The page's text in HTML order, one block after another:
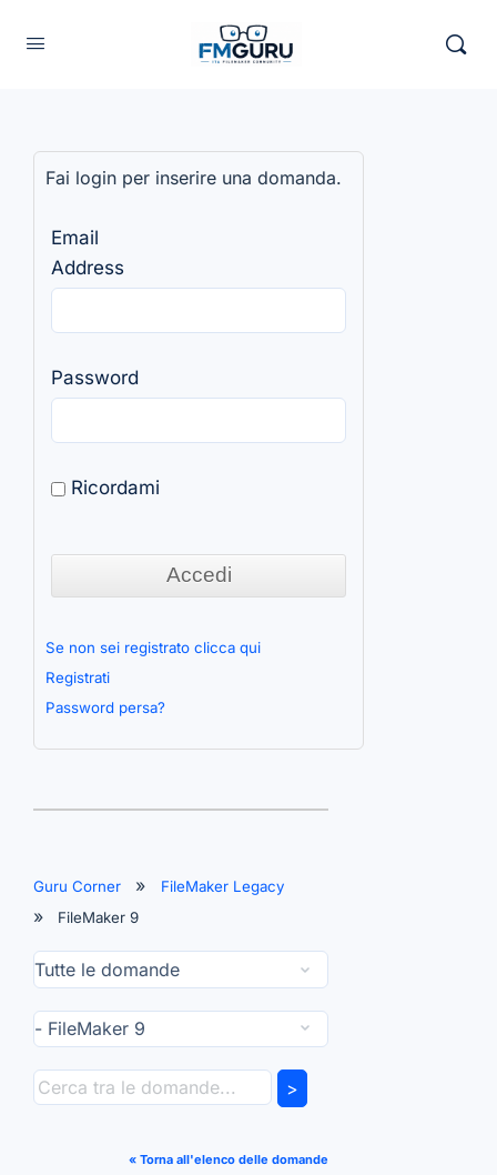
Fai login per inserire una domanda.
Email
Address
Password
Ricordami
Se non sei registrato clicca qui
Registrati
Password persa?
Guru Corner
FileMaker Legacy
FileMaker 9
>
« Torna all'elenco delle domande